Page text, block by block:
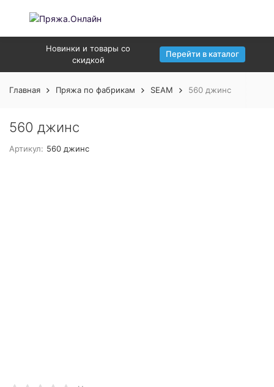
Новинки и товары со
скидкой
Перейти в каталог
Главная Пряжа по фабрикам SEAM 560 джинс
560 джинс
Артикул: 560 джинс